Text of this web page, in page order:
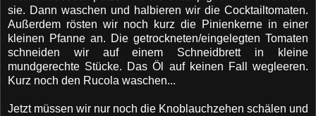
sie. Dann waschen und halbieren wir die Cocktailtomaten.
Außerdem rösten wir noch kurz die Pinienkerne in einer
kleinen Pfanne an. Die getrockneten/eingelegten Tomaten
schneiden wir auf einem Schneidbrett in kleine
mundgerechte Stücke. Das Öl auf keinen Fall wegleeren.
Kurz noch den Rucola waschen...
Jetzt müssen wir nur noch die Knoblauchzehen schälen und